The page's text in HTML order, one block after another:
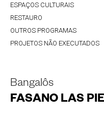
ESPAÇOS CULTURAIS
RESTAURO
OUTROS PROGRAMAS
PROJETOS NÃO EXECUTADOS
Bangalôs
FASANO LAS